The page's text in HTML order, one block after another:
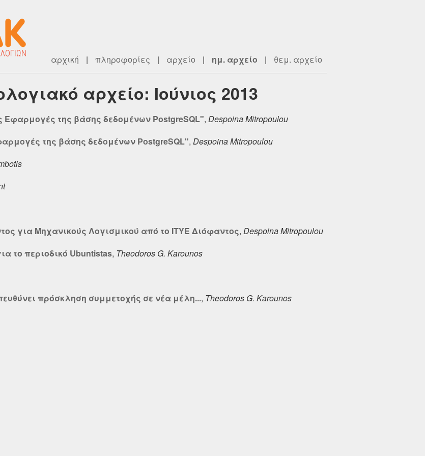
αρχική | πληροφορίες | αρχείο | ημ. αρχείο | θεμ. αρχείο
αρχείο: Ιούνιος 2013
της βάσης δεδομένων PostgreSQL", Despoina Mitropoulou
της βάσης δεδομένων PostgreSQL", Despoina Mitropoulou
για Μηχανικούς Λογισμικού από το ΙΤΥΕ Διόφαντος, Despoina Mitropoulou
το περιοδικό Ubuntistas, Theodoros G. Karounos
πρόσκληση συμμετοχής σε νέα μέλη..., Theodoros G. Karounos